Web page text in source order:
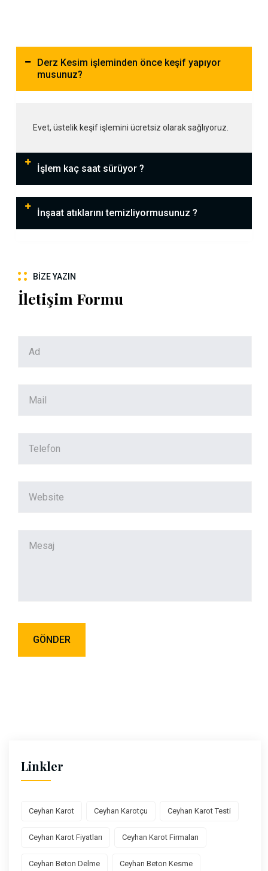
Derz Kesim işleminden önce keşif yapıyor
musunuz?
Evet, üstelik keşif işlemini ücretsiz olarak sağlıyoruz.
İşlem kaç saat sürüyor ?
İnşaat atıklarını temizliyormusunuz ?
BIZE YAZIN
İletişim Formu
Linkler
Ceyhan Karot Ceyhan Karotçu Ceyhan Karot Testi
Ceyhan Karot Fiyatları Ceyhan Karot Firmaları
Ceyhan Beton Delme Ceyhan Beton Kesme